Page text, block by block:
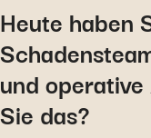
Heute haben
und
Sie das?